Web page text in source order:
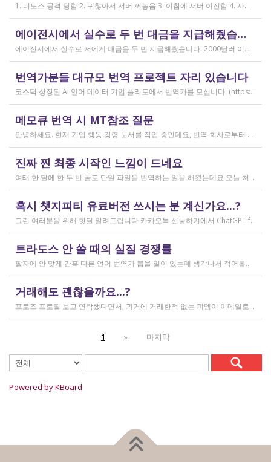
1. 디도스 공격 당함 2. 귀찮아서 서버 꺼놓음 3. 이참에 서버 이전함 4. 사라진 데이터는 없는 것 확인했는데, 일부 DB 설정이 활성화 안됨 5. 고칠 수는 있는데, 저희 집 신생아 협조 필요 6. 신생아가 협조하지 않음 현재 새글 쓰기, 신규 가입, 덧글 달기 등은 막아 두었습니다 언제든 3월 18일 전후 시점으로 롤백될 수 있습니다 디도스 공격은 10평짜리 구녕가게에 사람을 1만명 보내 영업방해를 하는 것과 같은 기법입니다. 왜 디도스 공격을 그렇게까지 열정적으로 하는가? 이것이 심해진 시점이 제가 출산하러 간다고 블라그에 글을 쓴 직후입니다. 적절한 비유인지 모르겠는데 암퇘지도 출산 후에는 도축 안 하지 않나 싶고요 옛날 같으면 이렇게 순하게 살지 않을 것인데, 요새 드는 생각이 좀 있습니다 사람은 노력해 봤자고, 사실 모든 능력치는 정해졌고 발현만 기다리는 것이 전부가 아닐까요 어떤 사람은 노력의 고점이 디도스 공격인 것입니다 그 애미도 한때는 가능성의 김칫국을 사발째 드링킹하며 키웠겠지요 저한테도 이 사이트를 유지할 유인이 있음은 말씀드렸으니 잘 이용해 주시면 그만인 것이고 시간 나시거든 디도스 공격자도 긍휼히 여겨 주시길 바랍니다
작성일
2026.04.15
에이전시에서 실수로 두 번 대금을 지급해줬습니다
에이전시에서 실수로 저에게 대금을 두 번 지금해줬습니다. 2000달러 이상을 두 번 wise로 지급받았습니다;;;; 에이전시에서 wise측으로 중복입금으로 인한 입금 취소 문의를 했는데 불가능하다고 답변을 받았다고 저에게 문의해달라고 하여, 저도 wise에 문의를 했지만, 입금자 정보를 알려준다면 취소 가능한 것 처럼 말하다가 결국 완료된 송금이라 취소가 불가능하다는 답변을 최종 전달받았습니다. 잘 쓰지 않는 계정이라 대금은 그대로 있는데 이 경우 제가 에이전시 계좌로 2000달러를 직접 재송금해도 문제가 없을까요..?? 추후 제 수익으로 잡혀서 세금문제나 기타 다른 사항이 복잡해질 것 같아서 wise에서 취소해주길 간절히 바랬는데ㅜㅜㅜ 이런경험이 있으시다면 어떻게 해결하셨나요ㅠㅠㅠ;;;
작성일
2026.04.04
번역가분들 대규모 번역 프로젝트 자리 있습니다
코스닥 상장된 AI 언어 데이터 기업 플리토에서 번역가를 모십니다. (https://startups.koraia.org/company/297) • 번역할 내용: 일상 대화, 일반 문장 중심의 단문 데이터 (전문지식 불필요) • 참여 프로젝트: 단문 번역(Human Translation) • 모집 언어쌍: 한국어 <> 다국어 • 목적: AI 학습용 데이터셋 구축 • 근무 형태: 재택 근무(학생, 프리랜서 번역가 환영) • 근무방법: Flitto 플랫폼 또는 엑셀 파일을 이용하여 작업 진행 - 파일 1개당 약 9,800단어 (언어쌍별 상이) - 파일 단위로 작업하며 1개만 참여도 가능 (이후 추가 참여 선택 가능) - 파일 1개 번역에 약 3~4일 데드라인 부여 - 파일 1개 번역 시 약 180,000원 ~ 386,000원 수준 (언어쌍별 상이) - 정산은 월 1회 지급 (플리토 정산 기준) - 프로젝트 기간: 약 1~3개월 (자율 참여) ★작업 단가: 한국어 → 스페인어: 9,800단어, 38.4원/단어, 파일 1개 완료 시 약 376,800원 스페인어 → 한국어: 9,800단어, 33.8원/단어, 파일 1개 완료 시 약 331,000원 한국어 → 러시아어: 9,800단어, 26.1원/단어, 파일 1개 완료 시 약 255,000원 한국어 → 중국어(간체): 9,800단어, 23.0원/단어, 파일 1개 완료 시 약 225,000원 중국어(간체) → 한국어: 16,800글자, 18.4원/글자, 파일 1개 완료 시 약 309,000원 한국어 → 중국어(번체): 9,800단어, 26.1원/단어, 파일 1개 완료 시 약 255,000원 중국어(번체) → 한국어: 16,800글자, 23.0원/글자, 파일 1개 완료 시 약 386,000원 한국어 → 베트남어: 9,800단어, 18.4원/단어, 파일 1개 완료 시 약 180,000원 베트남어 → 한국어: 9,800단어, 23.0원/단어, 파일 1개 완료 시 약 225,000원 *실제 업무시 수령 금액은 단가 및 작업량에 따라 위 금액과 차이가 있을 수 있습니다. *플리토 플랫폼(작업 툴) 작업 시 상응하는 포인트로 단가가 지급됩니다. 다음 링크로 신청 부탁드립니다: https://form.jotform.com/253371208518456?source_channel=albamon
메모큐 번역 시 MT참조 질문
안녕하세요. 현재 기업 행동 강령 문서를 작업 중인데요, 번역 회사로부터 메모큐 서버에서 메모큐 파일을 받았습니다. 번역회사에서 아이디와 비밀번호를 받아서 작업을 하는데 데스크탑 메모큐가 무료 버전이어서인지 이것저것 만져보다 보니(TM(만들어서 처음 해보는 문서 얼라인 시도), 라이브독스, 텀베이스등 눌러보는 행위) 밑의 사진과 같이 번역메모리 연결도 안된다고 하고 분명 어떤 파일에도 체크가 안 되어있는데 하나의 파일로만 연결 가능하다고 해서... 데스크탑 메모큐에서는 번역이 어렵다고 판단하여 그대로 이중언어 파일을 익스포트 해서 트라도스로 번역했습니다. (얼라인먼트 기능 사용해 2023년의 공식 한글 번역을 레퍼런스로 번역) 그랬더니 (메모큐에선 단순했던 코드가 트라도스에 복잡하게 나타나더라고요 아무튼 이것들을 해결하고 QA도 돌리고 나서...) 이중언어 파일을 메모큐에서 받으려다 보니 또 Free mode issue로 지원하지 않는 기능이라고 하더라고요. 그래서... 웹 메모큐를 사용해 태초부터 번역을 진행 중인데, 자동 번역으로 MT가 뜨는 걸 딸깍딸깍하고 확정 중이었는데 뭔가 이래도 되나 하는 생각이 들어서 질문하러 왔습니다. (이렇게 뜨는 걸 딸깍 확정 딸깍 확정 반복...) 클라이언트가 가이드라인을 주진 않았고 처음 파일을 줄 때 그 회사의 텀베이스가 연결된 파일을 줘서 그거 기반으로 한글 뜻이 맞으면 맞는 가이드라인이겠거니 하고 있는데 문장 부호나 말투나 뭔가 좀 기계번역의 날것을 적용하고 있다는 생각이 들어서... 이럴 땐 어떻게 해야하는지 여쭤보고 싶어요. 제가 트라도스로 번역한 세그먼트를 메모큐 타겟 세그먼트에 복붙하면 오류가 나는데 그냥 코드를 빼고 제가 트라도스에서 번역한걸 메모큐로 손수 옮겨야 할까요..!! 오늘 새벽 내내 기술 배우라는게 다른게 아니라 이걸 잘 알아두라는 말이었구나 하면서 깨달음을 얻었습니다...
진짜 찐 최종 시작인 느낌이 드네요
여태 한 달에 한 두 번 꼴로 단일 파일을 번역하는 일을 해왔는데요 오늘 처음으로 모 회사에서 트라도스 패키지 파일로 전달하는 일을!!! 주셔서 열어봤습니다. ...너무 떨리네요 원래 타겟 세그먼트에 아무것도 없었는데, NMT나 100프로 매치로 채워져있고 그래요 맨 처음 일을 받고 돈을 받았을 때가 커리어의 시작이라고 생각했는데 몇 달 동안 그런 식으로 많으면 두 세개 정도의 일을 받다가 오늘 나름 볼륨 있는 업무를 맡게 되니까 뭔가 커리어의 [진짜_찐_시작_최종] 같고 긴장되네요 잘 해내고 싶어서 떨리고,,,,,, 잘 할 수 있을까 싶고 크아악 다들 2월에 일 잘 해내고 계신가요 여태껏 검색 기능을 사용해 눈팅만 해왔는데 산번혁 회원님들의 번역가 라이프는 어떻게 굴러가고 있는지 궁금하네요 호호호
2026.02.20
혹시 챗지피티 유료버전 쓰시는 분 계신가요...?
그런 여러분을 위해 핫딜 알려드립니다 카카오톡 선물하기에서 ChatGPT for Kakao 쳐서 들어가 보시면 한달에 200달러짜리 프로 버전을 2만9천원에 팔고 있습니다. 이벤트 성이라서 계속 판매는 안 할 것 같고 5개 구매 제한도 있긴 하지만, 어차피 3만원씩 내고 플러스 버전 쓰시고 계시다면 같은 가격에 프로 써보는 것도 나쁘지 않을 것 같아요 ㅎㅎ 저도 혹시 사기 아닌가 긴가민가했는데 진짜 프로 버전 맞더라고요.
트라도스 안 쓸 때의 실질 경쟁률
팔자에 안 맞게 간혹 다른 언어 번역가 뽑을 일이 있는데 생각나서 적어봅니다 트라도스/메모큐를 사야 하냐? 라는 질문은 설득의 대상이 아니라고 생각해서 그냥 두는 편인데요 질문 전 적극적으로 정보를 찾아보는 상태에서는 의미가 있을 것입니다 뽑히는 입장에선 잘 모르는데, 뽑는 입장에서는 트라도스/메모큐 안 쓰는 사람은 걸러버리면 정말 편합니다 주어진 업무를 못 한다는 뜻이거든요 1) 용어 1천개가 든 용어집이 있음 2) 기존에 쓰던 번역 메모리가 있음 상당히 흔한 상황인데, 트라도스/메모큐를 안 쓰고 외워서 작업이 가능한 사람은 산업스파이 쪽으로 가셔야지 여기 있으면 안 됨 저 스크린샷에도 제가 답변한 사람은 얼마 안 되는데요 챗지피티로 '트라도스 사용자/기타 요건(단가 등)' 맞는 사람만 필터로 건져서 답변하는 겁니다 아마 트라도스 안 써도 되는 운전면허증 번역같은 업무도 있을 텐데, 그런 것은 단발성이고 업데이트가 없으며 없는 자들끼리 경쟁해서 경쟁률이 아주 높을 겁니다.
거래해도 괜찮을까요...?
프로즈 프로필 보고 연락했다면서, 과거에 거래한적 없는 피엠이 이메일로 의뢰를 주셨는데요 샘테도 보지 않고 4일안에 19000단어 영한번역을 해달라는데 거래해도 괜찮을까요..? 거래한적 한번도 없는 뉴비한테 샘테도 없이 프로젝트를 던져주니 이거 사기인거 아닌가 좀 걱정이 됩니다. 급한데 사람구하기 어려워서일까요? 게다가 전 이력서상 경력도 몇줄 안되는 초보중의 초보입니다...
1 » 마지막
Powered by KBoard